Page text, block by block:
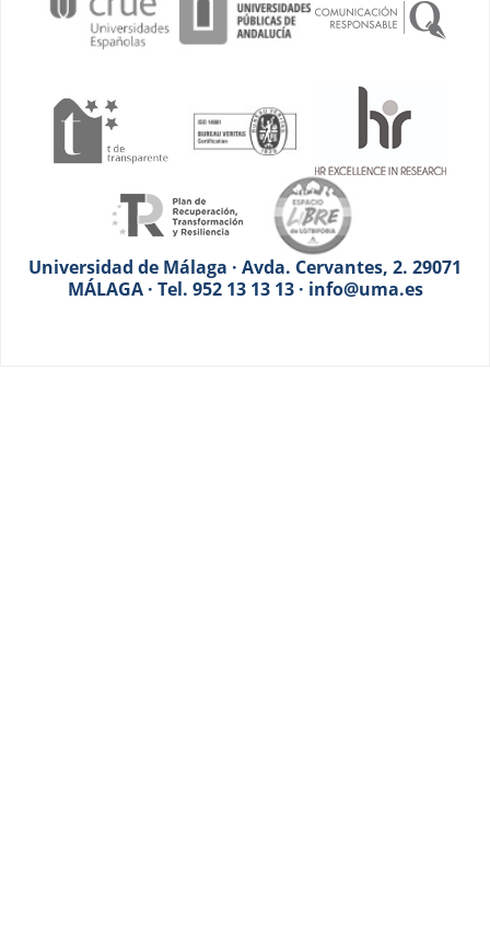
Universidad de Málaga · Avda. Cervantes, 2. 29071
MÁLAGA · Tel. 952 13 13 13 · info@uma.es